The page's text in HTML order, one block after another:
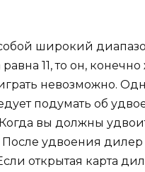
широкий
11, то он, конечно
невозможно.
подумать об
вы должны
После удвоения дилер
открытая карта